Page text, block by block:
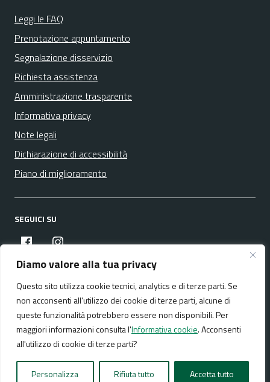
Diamo valore alla tua privacy
Questo sito utilizza cookie tecnici, analytics e di terze parti. Se
non acconsenti all'utilizzo dei cookie di terze parti, alcune di
queste funzionalità potrebbero essere non disponibili. Per
maggiori informazioni consulta l'Informativa cookie. Acconsenti
all'utilizzo di cookie di terze parti?
Personalizza Rifiuta tutto Accetta tutto
Leggi le FAQ
Prenotazione appuntamento
Segnalazione disservizio
Richiesta assistenza
Amministrazione trasparente
Informativa privacy
Note legali
Dichiarazione di accessibilità
Piano di miglioramento
SEGUICI SU
facebookinstagram
Media policy Mappa del sito
Realizzato da:NeMeA Sistemi Srl